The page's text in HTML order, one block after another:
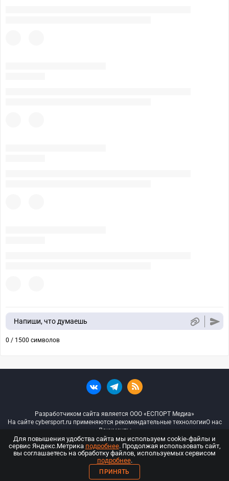
Напиши, что думаешь
0 / 1500 символов
Разработчиком сайта является ООО «ЕСПОРТ Медиа»
На сайте cybersport.ru применяются рекомендательные технологииО нас
Документы
© ООО «Киберспорт.ру» — Все права защищены
18+
Для повышения удобства сайта мы используем cookie-файлы и
сервис Яндекс.Метрика подробнее. Продолжая использовать сайт,
вы соглашаетесь на обработку файлов, используемых сервисом
подробнее.
ПРИНЯТЬ